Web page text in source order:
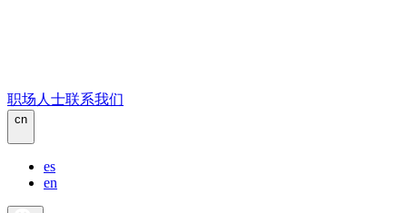
职场人士联系我们
cn
es
en